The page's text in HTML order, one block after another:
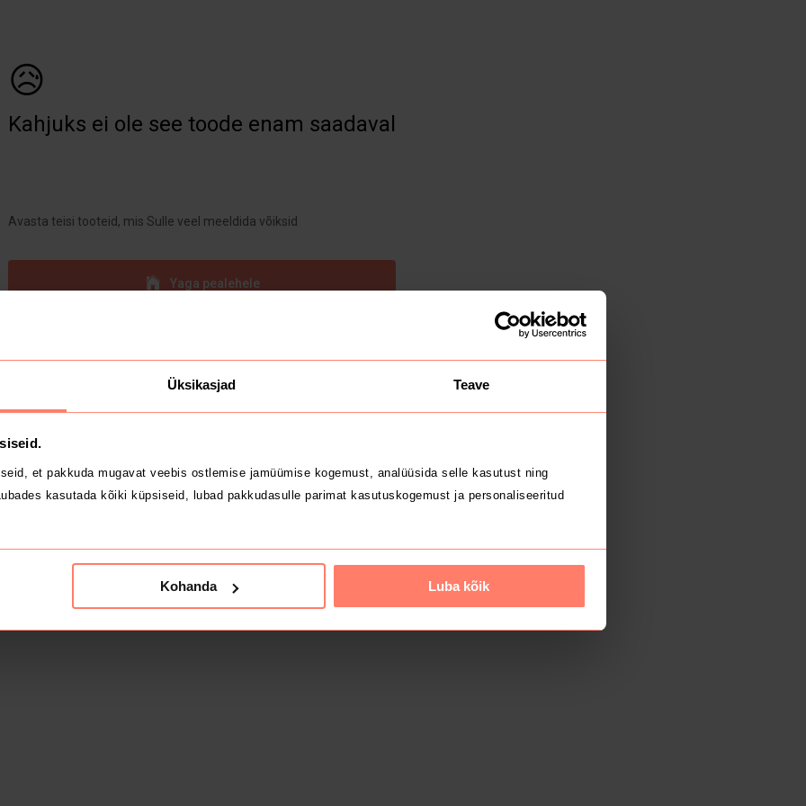
Üksikasjad Teave
et pakkuda mugavat veebis ostlemise jamüümise kogemust, analüüsida selle kasutust ning
kasutada kõiki küpsiseid, lubad pakkudasulle parimat kasutuskogemust ja personaliseeritud
Kohanda Luba kõik
😥
Kahjuks ei ole see toode enam saadaval
Avasta teisi tooteid, mis Sulle veel meeldida võiksid
Yaga pealehele